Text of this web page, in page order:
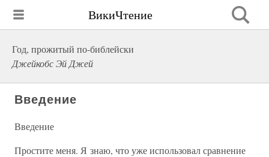
ВикиЧтение
Год, прожитый по-библейски
Джейкобс Эй Джей
Введение
Введение
Простите меня. Я знаю, что уже использовал сравнение